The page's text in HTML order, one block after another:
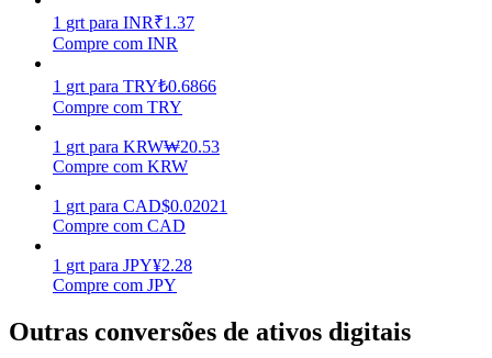
Estacamento
1 grt para INR₹1.37
Compre com INR
1 grt para TRY₺0.6866
Compre com TRY
1 grt para KRW₩20.53
Compre com KRW
1 grt para CAD$0.02021
Compre com CAD
1 grt para JPY¥2.28
Compre com JPY
Outras conversões de ativos digitais